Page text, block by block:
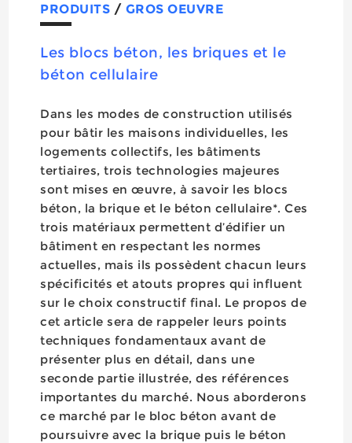
PRODUITS / GROS OEUVRE
Les blocs béton, les briques et le
béton cellulaire
Dans les modes de construction utilisés
pour bâtir les maisons individuelles, les
logements collectifs, les bâtiments
tertiaires, trois technologies majeures
sont mises en œuvre, à savoir les blocs
béton, la brique et le béton cellulaire*. Ces
trois matériaux permettent d’édifier un
bâtiment en respectant les normes
actuelles, mais ils possèdent chacun leurs
spécificités et atouts propres qui influent
sur le choix constructif final. Le propos de
cet article sera de rappeler leurs points
techniques fondamentaux avant de
présenter plus en détail, dans une
seconde partie illustrée, des références
importantes du marché. Nous aborderons
ce marché par le bloc béton avant de
poursuivre avec la brique puis le béton